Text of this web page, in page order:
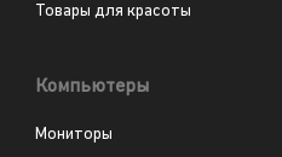
Товары для красоты
Компьютеры
Мониторы